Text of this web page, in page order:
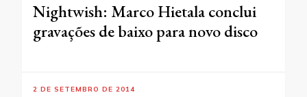
Nightwish: Marco Hietala conclui
gravações de baixo para novo disco
2 DE SETEMBRO DE 2014